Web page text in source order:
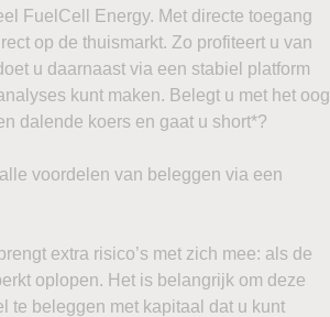
FuelCell Energy. Met directe toegang
op de thuismarkt. Zo profiteert u van
u daarnaast via een stabiel platform
kunt maken. Belegt u met het oog
dalende koers en gaat u short*?
voordelen van beleggen via een
extra risico’s met zich mee: als de
oplopen. Het is belangrijk om deze
te beleggen met kapitaal dat u kunt